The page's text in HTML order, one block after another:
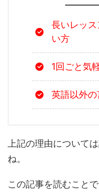
長いレッ
い方
1回ごと気
英語以外
上記の理由について
ね。
この記事を読むこと